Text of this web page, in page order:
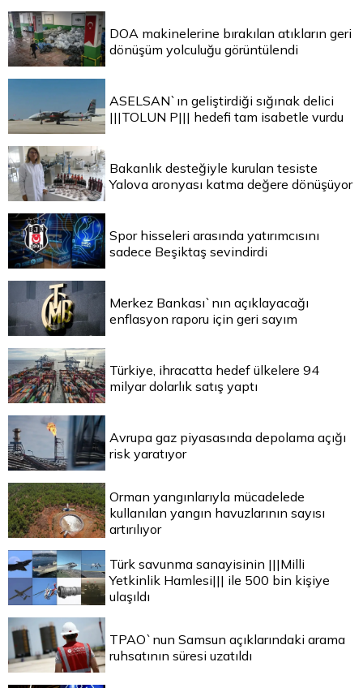
DOA makinelerine bırakılan atıkların geri
dönüşüm yolculuğu görüntülendi
ASELSAN`ın geliştirdiği sığınak delici
|||TOLUN P||| hedefi tam isabetle vurdu
Bakanlık desteğiyle kurulan tesiste
Yalova aronyası katma değere dönüşüyor
Spor hisseleri arasında yatırımcısını
sadece Beşiktaş sevindirdi
Merkez Bankası`nın açıklayacağı
enflasyon raporu için geri sayım
Türkiye, ihracatta hedef ülkelere 94
milyar dolarlık satış yaptı
Avrupa gaz piyasasında depolama açığı
risk yaratıyor
Orman yangınlarıyla mücadelede
kullanılan yangın havuzlarının sayısı
artırılıyor
Türk savunma sanayisinin |||Milli
Yetkinlik Hamlesi||| ile 500 bin kişiye
ulaşıldı
TPAO`nun Samsun açıklarındaki arama
ruhsatının süresi uzatıldı